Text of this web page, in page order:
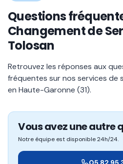
Questions
Changement de
Tolosan
Retrouvez les réponses aux
fréquentes sur nos services de
en Haute-Garonne (31).
Vous avez une autre
Notre équipe est disponible 24h/24.